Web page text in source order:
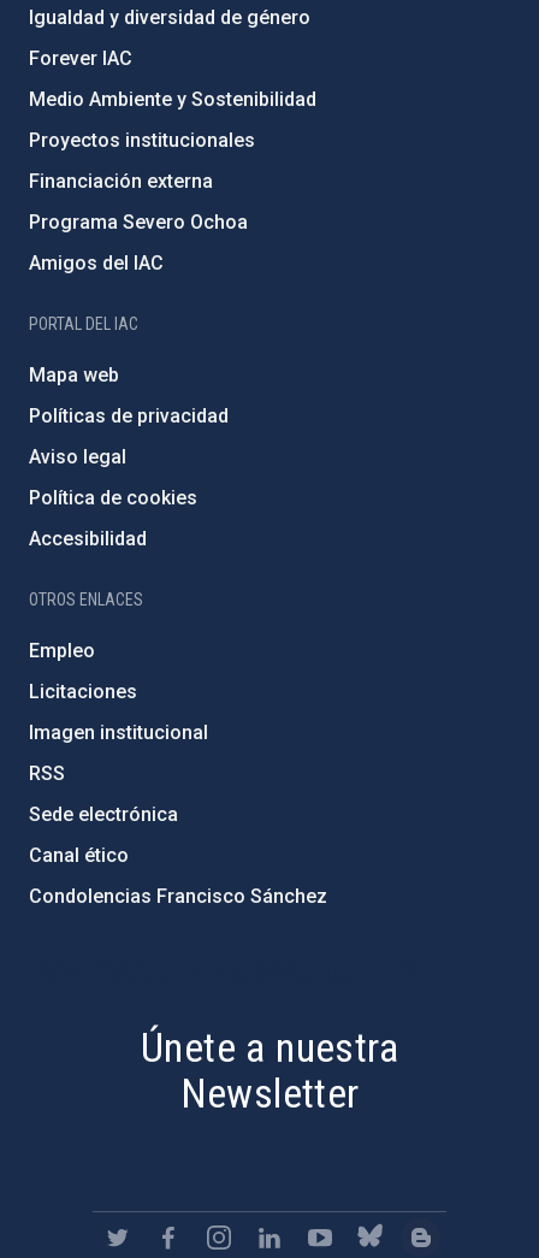
Igualdad y diversidad de género
Forever IAC
Medio Ambiente y Sostenibilidad
Proyectos institucionales
Financiación externa
Programa Severo Ochoa
Amigos del IAC
PORTAL DEL IAC
Mapa web
Políticas de privacidad
Aviso legal
Política de cookies
Accesibilidad
OTROS ENLACES
Empleo
Licitaciones
Imagen institucional
RSS
Sede electrónica
Canal ético
Condolencias Francisco Sánchez
Únete a nuestra
Newsletter